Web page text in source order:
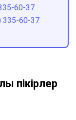
60-37
335-60-37
пікірлер